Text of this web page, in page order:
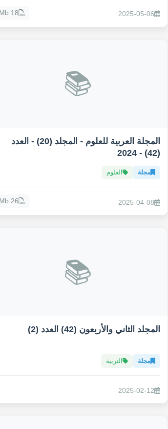
2025-05-06
18 Mb
📚
المجلة العربية للعلوم - المجلد (20) - العدد
(42) - 2024
مجلة العلوم
2025-04-08
26 Mb
📚
المجلد الثاني والأربعون (42) العدد (2)
مجلة التربية
2025-02-12